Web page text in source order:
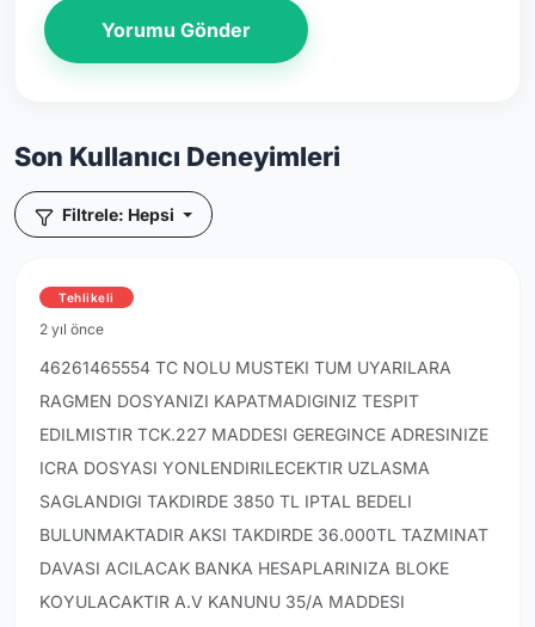
Yorumu Gönder
Son Kullanıcı Deneyimleri
Filtrele: Hepsi
Tehlikeli
2 yıl önce
46261465554 TC NOLU MUSTEKI TUM UYARILARA
RAGMEN DOSYANIZI KAPATMADIGINIZ TESPIT
EDILMISTIR TCK.227 MADDESI GEREGINCE ADRESINIZE
ICRA DOSYASI YONLENDIRILECEKTIR UZLASMA
SAGLANDIGI TAKDIRDE 3850 TL IPTAL BEDELI
BULUNMAKTADIR AKSI TAKDIRDE 36.000TL TAZMINAT
DAVASI ACILACAK BANKA HESAPLARINIZA BLOKE
KOYULACAKTIR A.V KANUNU 35/A MADDESI